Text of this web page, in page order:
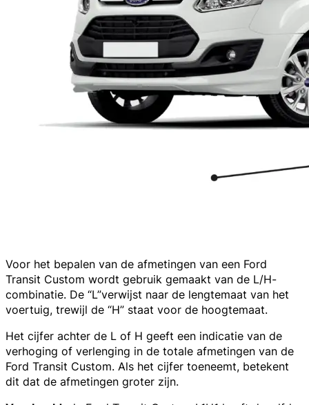
Voor het bepalen van de afmetingen van een Ford
Transit Custom wordt gebruik gemaakt van de L/H-
combinatie. De “L”verwijst naar de lengtemaat van het
voertuig, trewijl de “H” staat voor de hoogtemaat.
Het cijfer achter de L of H geeft een indicatie van de
verhoging of verlenging in de totale afmetingen van de
Ford Transit Custom. Als het cijfer toeneemt, betekent
dit dat de afmetingen groter zijn.